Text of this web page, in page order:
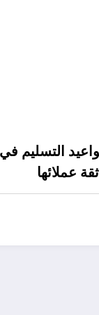
التسليم
عملائها